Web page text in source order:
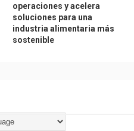
operaciones y acelera
soluciones para una
industria alimentaria más
sostenible